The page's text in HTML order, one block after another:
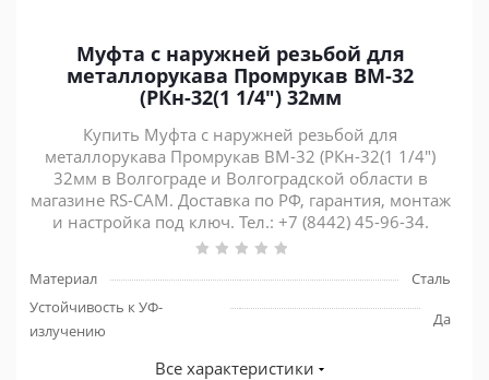
Муфта с наружней резьбой для
металлорукава Промрукав ВМ-32
(РКн-32(1 1/4") 32мм
Купить Муфта с наружней резьбой для
металлорукава Промрукав ВМ-32 (РКн-32(1 1/4")
32мм в Волгограде и Волгоградской области в
магазине RS-CAM. Доставка по РФ, гарантия, монтаж
и настройка под ключ. Тел.: +7 (8442) 45-96-34.
Материал
Сталь
Устойчивость к УФ-
излучению
Да
Все характеристики